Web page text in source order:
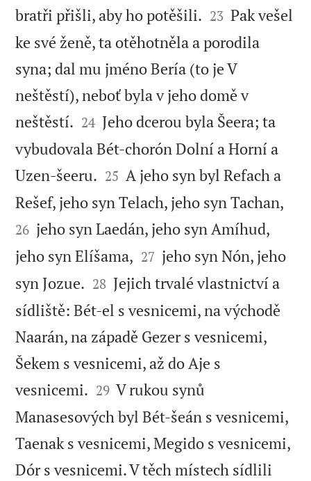
bratři přišli, aby ho potěšili. 

23 Pak vešel
ke své ženě, ta otěhotněla a porodila
syna; dal mu jméno Bería (to je V
neštěstí), neboť byla v jeho domě v
neštěstí. 

24 Jeho dcerou byla Šeera; ta
vybudovala Bét-chorón Dolní a Horní a
Uzen-šeeru. 

25 A jeho syn byl Refach a
Rešef, jeho syn Telach, jeho syn Tachan,
26 jeho syn Laedán, jeho syn Amíhud,
jeho syn Elíšama, 

27 jeho syn Nón, jeho
syn Jozue. 

28 Jejich trvalé vlastnictví a
sídliště: Bét-el s vesnicemi, na východě
Naarán, na západě Gezer s vesnicemi,
Šekem s vesnicemi, až do Aje s
vesnicemi. 

29 V rukou synů
Manasesových byl Bét-šeán s vesnicemi,
Taenak s vesnicemi, Megido s vesnicemi,
Dór s vesnicemi. V těch místech sídlili